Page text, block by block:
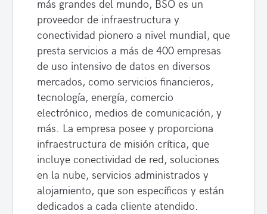
más grandes del mundo, BSO es un
proveedor de infraestructura y
conectividad pionero a nivel mundial, que
presta servicios a más de 400 empresas
de uso intensivo de datos en diversos
mercados, como servicios financieros,
tecnología, energía, comercio
electrónico, medios de comunicación, y
más. La empresa posee y proporciona
infraestructura de misión crítica, que
incluye conectividad de red, soluciones
en la nube, servicios administrados y
alojamiento, que son específicos y están
dedicados a cada cliente atendido.